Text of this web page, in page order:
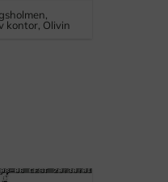
kontor, Olivin